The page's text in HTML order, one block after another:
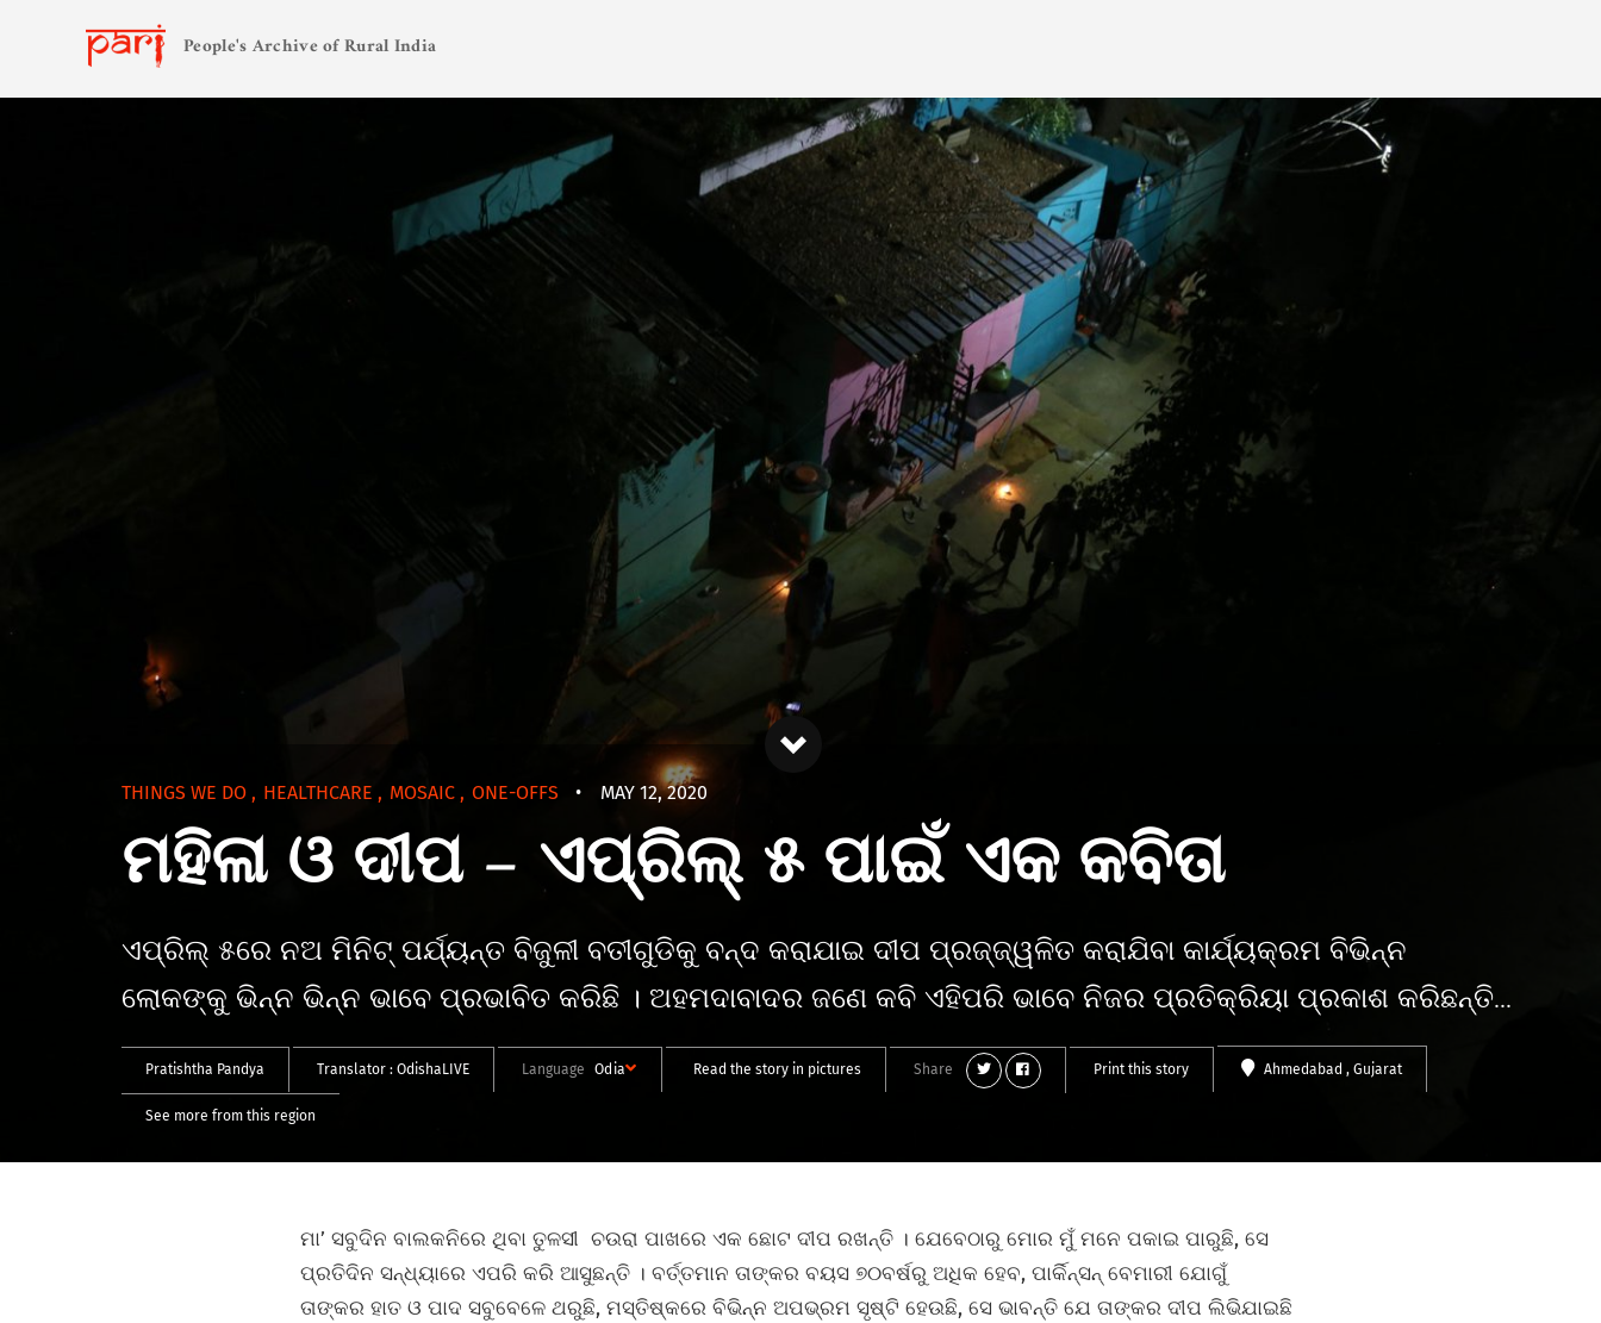
People's Archive of Rural India
THINGS WE DO , HEALTHCARE , MOSAIC , ONE-OFFS • MAY 12, 2020
ମହିଳା ଓ ଦୀପ – ଏପ୍ରିଲ୍‌ ୫ ପାଇଁ ଏକ କବିତା
ଏପ୍ରିଲ୍‌ ୫ରେ ନଅ ମିନିଟ୍‌ ପର୍ଯ୍ୟନ୍ତ ବିଜୁଳୀ ବତୀଗୁଡିକୁ ବନ୍ଦ କରାଯାଇ ଦୀପ ପ୍ରଜ୍ଜ୍ୱଳିତ କରାଯିବା କାର୍ଯ୍ୟକ୍ରମ ବିଭିନ୍ନ
ଲୋକଙ୍କୁ ଭିନ୍ନ ଭିନ୍ନ ଭାବେ ପ୍ରଭାବିତ କରିଛି । ଅହମଦାବାଦର ଜଣେ କବି ଏହିପରି ଭାବେ ନିଜର ପ୍ରତିକ୍ରିୟା ପ୍ରକାଶ କରିଛନ୍ତି...
Pratishtha Pandya Translator : OdishaLIVE Language Odia Read the story in pictures Share Print this story Ahmedabad , Gujarat
See more from this region
ମା’ ସବୁଦିନ ବାଲକନିରେ ଥିବା ତୁଳସୀ ଚଉରା ପାଖରେ ଏକ ଛୋଟ ଦୀପ ରଖନ୍ତି । ଯେବେଠାରୁ ମୋର ମୁଁ ମନେ ପକାଇ ପାରୁଛି, ସେ
ପ୍ରତିଦିନ ସନ୍ଧ୍ୟାରେ ଏପରି କରି ଆସୁଛନ୍ତି । ବର୍ତ୍ତମାନ ତାଙ୍କର ବୟସ ୭୦ବର୍ଷରୁ ଅଧିକ ହେବ, ପାର୍କିନ୍‌ସନ୍‌ ବେମାରୀ ଯୋଗୁଁ
ତାଙ୍କର ହାତ ଓ ପାଦ ସବୁବେଳେ ଥରୁଛି, ମସ୍ତିଷ୍କରେ ବିଭିନ୍ନ ଅପଭ୍ରମ ସୃଷ୍ଟି ହେଉଛି, ସେ ଭାବନ୍ତି ଯେ ତାଙ୍କର ଦୀପ ଲିଭିଯାଇଛି